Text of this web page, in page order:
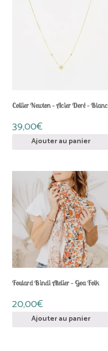
Collier Newton – Acier Doré – Blanc
39,00€
Ajouter au panier
Foulard Bindi Atelier – Goa Folk
20,00€
Ajouter au panier